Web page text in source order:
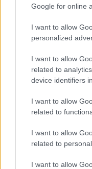
Google for online
I want to allow
personalized
I want to allow
related to
device identifiers
I want to allow
related to
I want to allow
related to
I want to allow
Fradi: Újabb
szemeltek ki
A Csakfoci
egy másik Szpari-